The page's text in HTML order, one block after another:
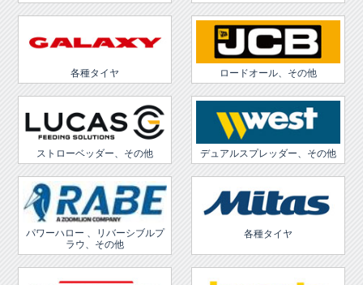
各種タイヤ ロードオール、その他
ストローベッダー、その他 デュアルスプレッダー、その他
パワーハロー 、リバーシブルプ
ラウ、その他
各種タイヤ